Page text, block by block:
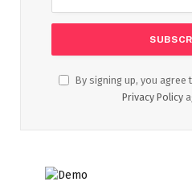
By signing up, you
Privacy Policy